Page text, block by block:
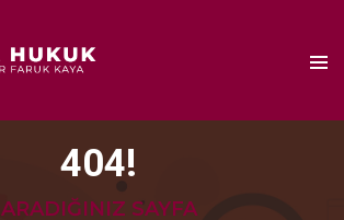
404!
ARADIĞINIZ SAYFA